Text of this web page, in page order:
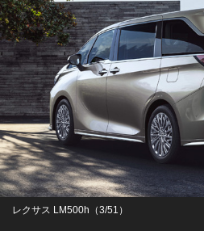
レクサス LM500h（3/51）